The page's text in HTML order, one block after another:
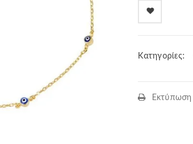
Κατηγορίες:
Εκτύπωση